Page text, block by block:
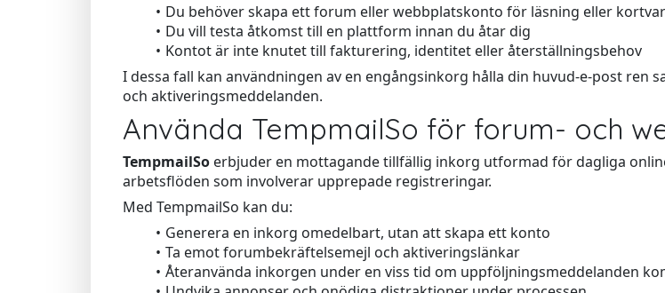
Du behöver skapa ett forum eller webbplatskonto för läsning eller
Du vill testa åtkomst till en plattform innan du åtar dig
Kontot är inte knutet till fakturering, identitet eller återställningsbehov
I dessa fall kan användningen av en engångsinkorg hålla din huvud-e-post
och aktiveringsmeddelanden.
Använda TempmailSo för forum- och
TempmailSo erbjuder en mottagande tillfällig inkorg utformad för dagliga
arbetsflöden som involverar upprepade registreringar.
Med TempmailSo kan du:
Generera en inkorg omedelbart, utan att skapa ett konto
Ta emot forumbekräftelsemejl och aktiveringslänkar
Återanvända inkorgen under en viss tid om uppföljningsmeddelanden